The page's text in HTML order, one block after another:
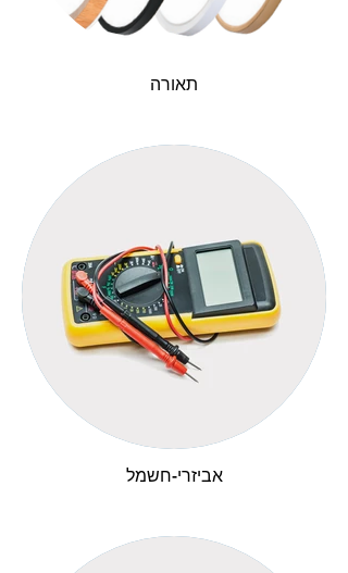
תאורה
אביזרי-חשמל